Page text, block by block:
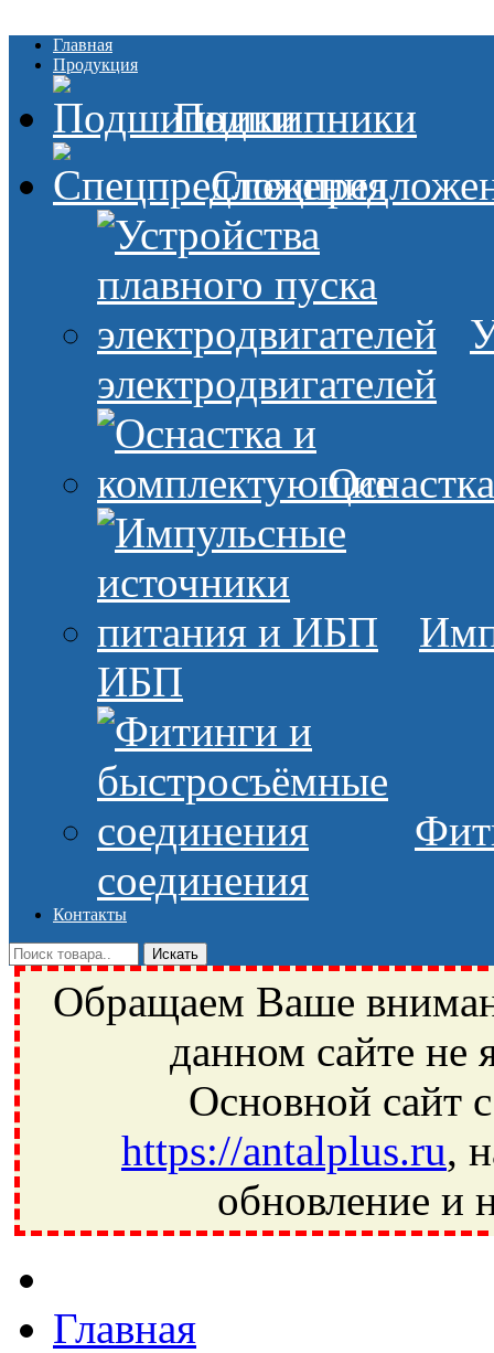
Главная
Продукция
Подшипники
электродвигателей
ИБП
соединения
Контакты
Обращаем Ваше
данном сайте не
Основной сайт
https://antalplus.ru,
обновление и
Ивантеевка, подшипники, пневматика, метизы, техника,
Главная